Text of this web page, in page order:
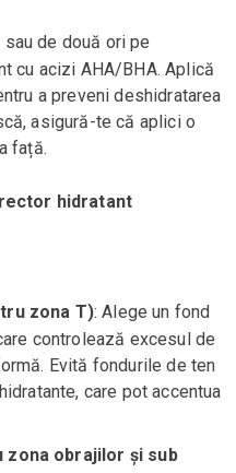
de două ori pe
cu acizi AHA/BHA. Aplică
a preveni deshidratarea
asigură-te că aplici o
față.
hidratant
zona T): Alege un fond
controlează excesul de
Evită fondurile de ten
care pot accentua
obrajilor și sub